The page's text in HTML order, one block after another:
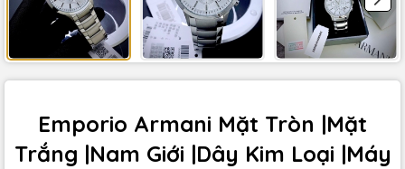
Emporio Armani Mặt Tròn |Mặt
Trắng |Nam Giới |Dây Kim Loại |Máy